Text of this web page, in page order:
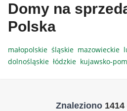
Domy na
Polska
małopolskie śląskie mazowieckie
dolnośląskie łódzkie kujawsko-
Znaleziono 1414